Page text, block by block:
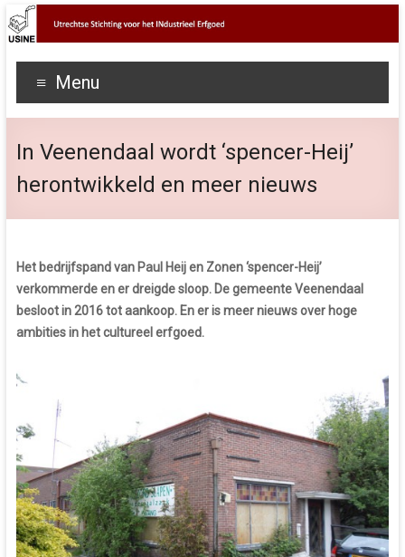
Menu
In Veenendaal wordt ‘spencer-Heij’
herontwikkeld en meer nieuws
Het bedrijfspand van Paul Heij en Zonen ‘spencer-Heij’
verkommerde en er dreigde sloop. De gemeente Veenendaal
besloot in 2016 tot aankoop. En er is meer nieuws over hoge
ambities in het cultureel erfgoed.